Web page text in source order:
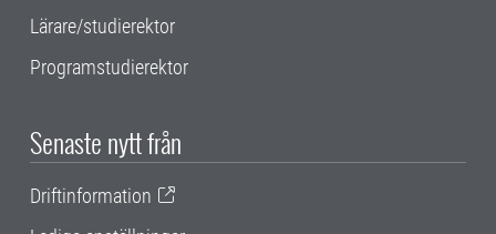
Lärare/studierektor
Programstudierektor
Senaste nytt från
Driftinformation